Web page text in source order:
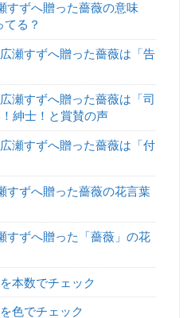
すずへ贈った薔薇の意味
る？
瀬すずへ贈った薔薇は「告
瀬すずへ贈った薔薇は「司
紳士！と賞賛の声
瀬すずへ贈った薔薇は「付
すずへ贈った薔薇の花言葉
すずへ贈った「薔薇」の花
本数でチェック
色でチェック